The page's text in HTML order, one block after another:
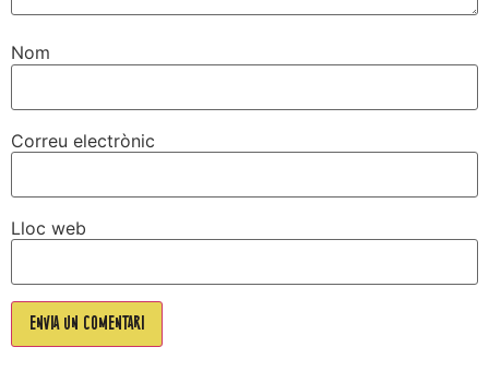
Nom
Correu electrònic
Lloc web